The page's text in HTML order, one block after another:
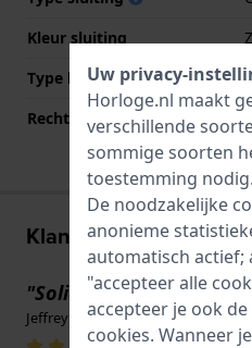
Kleur sluiting
Type bevestiging
Rechte bandaanzet
Klantenreviews
"Solide"
Jeffrey Van hemert · 17 juni 2022
Uw privacy-
Horloge.nl maakt
verschillende
sommige soorten
toestemming nodig.
De noodzakelijke
anonieme
automatisch actief;
"accepteer alle
accepteer je ook
cookies. Wanneer